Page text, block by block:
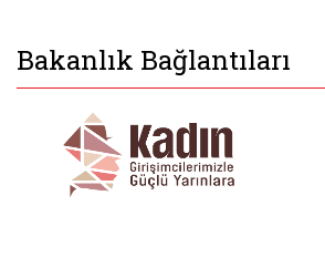
Bakanlık Bağlantıları